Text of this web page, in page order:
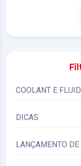
COOLANT E
DICAS
LANÇAMENTO